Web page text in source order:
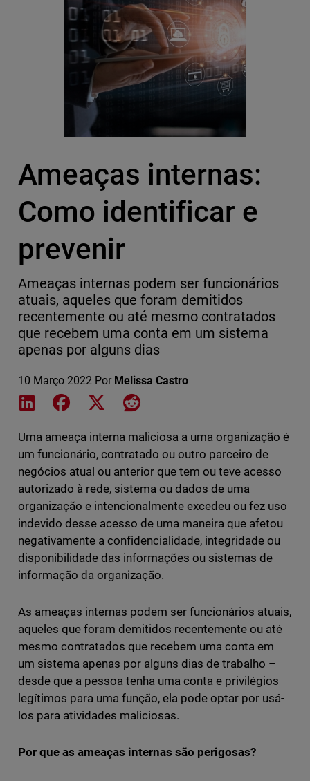
Ameaças internas:
Como identificar e
prevenir
Ameaças internas podem ser funcionários
atuais, aqueles que foram demitidos
recentemente ou até mesmo contratados
que recebem uma conta em um sistema
apenas por alguns dias
10 Março 2022 Por Melissa Castro
Share on LinkedIn
Share on Facebook
Share on XShare on Reddit
Uma ameaça interna maliciosa a uma organização é
um funcionário, contratado ou outro parceiro de
negócios atual ou anterior que tem ou teve acesso
autorizado à rede, sistema ou dados de uma
organização e intencionalmente excedeu ou fez uso
indevido desse acesso de uma maneira que afetou
negativamente a confidencialidade, integridade ou
disponibilidade das informações ou sistemas de
informação da organização.
As ameaças internas podem ser funcionários atuais,
aqueles que foram demitidos recentemente ou até
mesmo contratados que recebem uma conta em
um sistema apenas por alguns dias de trabalho –
desde que a pessoa tenha uma conta e privilégios
legítimos para uma função, ela pode optar por usá-
los para atividades maliciosas.
Por que as ameaças internas são perigosas?